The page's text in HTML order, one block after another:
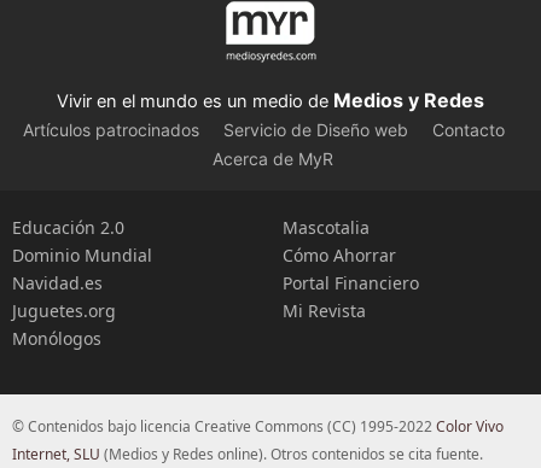
Vivir en el mundo es un medio de Medios y Redes
Artículos patrocinados Servicio de Diseño web
Contacto
Acerca de MyR
Educación 2.0
Dominio Mundial
Navidad.es
Juguetes.org
Monólogos
Mascotalia
Cómo Ahorrar
Portal Financiero
Mi Revista
© Contenidos bajo licencia Creative Commons (CC) 1995-2022Color Vivo
Internet, SLU (Medios y Redes online). Otros contenidos se cita fuente.